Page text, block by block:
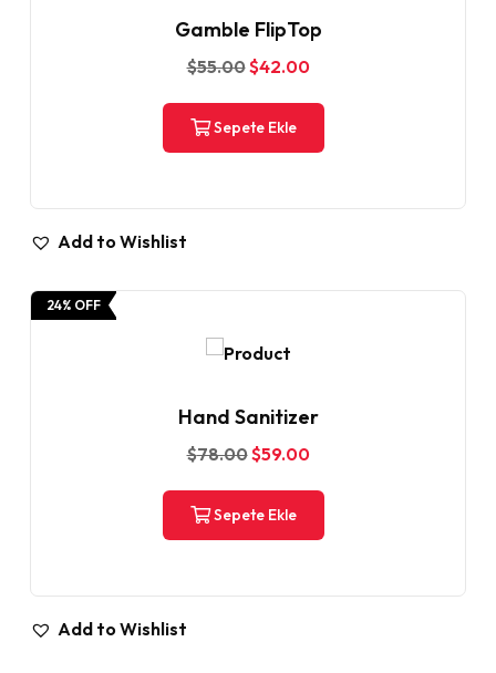
Gamble FlipTop
$55.00$42.00
Sepete Ekle
Add to Wishlist
24% OFF
Hand Sanitizer
$78.00$59.00
Sepete Ekle
Add to Wishlist